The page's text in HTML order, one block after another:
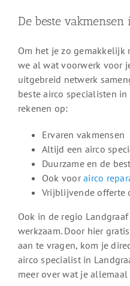
De beste
Om het je zo gemakkelijk
we al wat voorwerk voor
uitgebreid netwerk
beste airco specialisten
rekenen op:
Ervaren vakmensen
Altijd een airco
Duurzame en de
Ook voorairco
Vrijblijvende offerte
Ook in de regio
werkzaam. Door hier
aan te vragen, kom je
airco specialist in
meer over wat je allemaal